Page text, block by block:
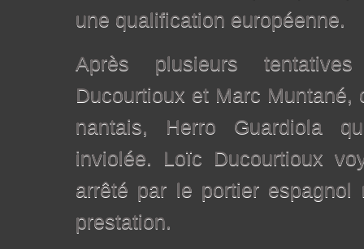
une qualification européenne.
Après plusieurs
Ducourtioux et Marc Muntané,
nantais, Herro Guardiola
inviolée. Loïc Ducourtioux
arrêté par le portier
prestation.